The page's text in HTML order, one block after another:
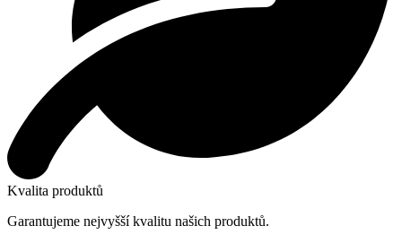
Kvalita produktů
Garantujeme nejvyšší kvalitu našich produktů.